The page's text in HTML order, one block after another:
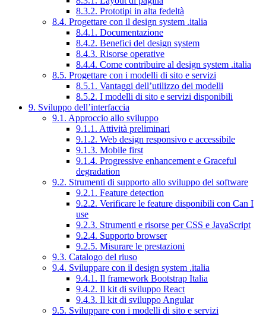
8.3.2. Prototipi in alta fedeltà
8.4. Progettare con il design system .italia
8.4.1. Documentazione
8.4.2. Benefici del design system
8.4.3. Risorse operative
8.4.4. Come contribuire al design system .italia
8.5. Progettare con i modelli di sito e servizi
8.5.1. Vantaggi dell’utilizzo dei modelli
8.5.2. I modelli di sito e servizi disponibili
9. Sviluppo dell’interfaccia
9.1. Approccio allo sviluppo
9.1.1. Attività preliminari
9.1.2. Web design responsivo e accessibile
9.1.3. Mobile first
9.1.4. Progressive enhancement e Graceful
degradation
9.2. Strumenti di supporto allo sviluppo del software
9.2.1. Feature detection
9.2.2. Verificare le feature disponibili con Can I
use
9.2.3. Strumenti e risorse per CSS e JavaScript
9.2.4. Supporto browser
9.2.5. Misurare le prestazioni
9.3. Catalogo del riuso
9.4. Sviluppare con il design system .italia
9.4.1. Il framework Bootstrap Italia
9.4.2. Il kit di sviluppo React
9.4.3. Il kit di sviluppo Angular
9.5. Sviluppare con i modelli di sito e servizi